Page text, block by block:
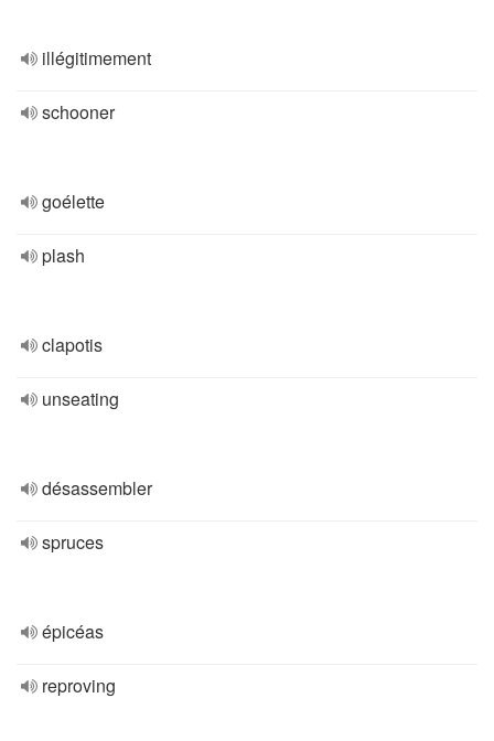
illégitimement
schooner
goélette
plash
clapotis
unseating
désassembler
spruces
épicéas
reproving